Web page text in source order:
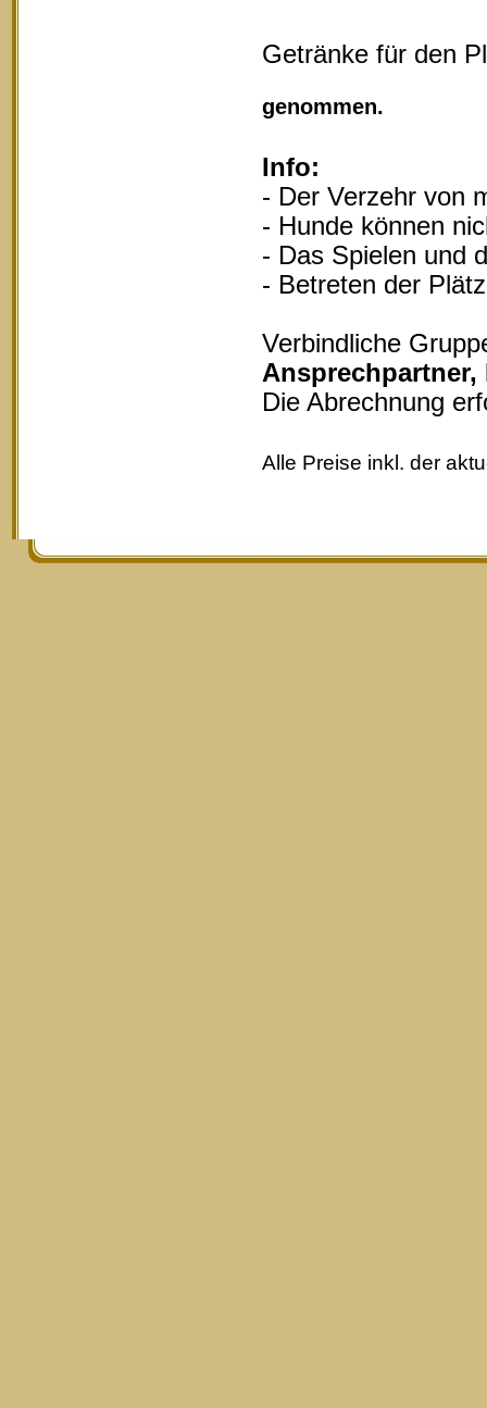
Getränke für den
genommen.
Info:
- Der Verzehr von
- Hunde können
- Das Spielen und
- Betreten der
Verbindliche
Die Abrechnung
Alle Preise inkl. der